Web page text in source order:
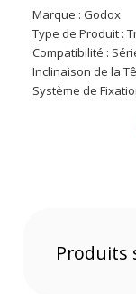
Marque : Godox
Type de Produit :
Compatibilité :
Inclinaison de la
Système de
Système de
Offre valable
Produits